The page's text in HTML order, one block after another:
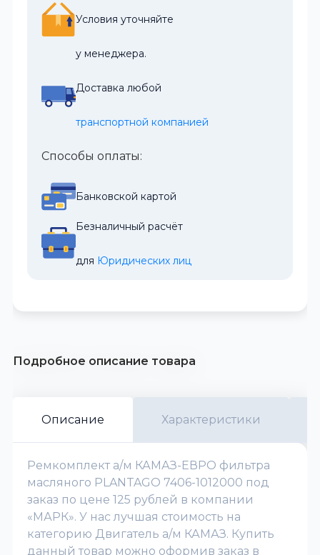
Условия уточняйте
у менеджера.
Доставка любой
транспортной компанией
Способы оплаты:
Банковской картой
Безналичный расчёт
для Юридических лиц
Подробное описание товара
Описание Характеристики
Ремкомплект а/м КАМАЗ-ЕВРО фильтра
масляного PLANTAGO 7406-1012000 под
заказ по цене 125 рублей в компании
«МАРК». У нас лучшая стоимость на
категорию Двигатель а/м КАМАЗ. Купить
данный товар можно оформив заказ в